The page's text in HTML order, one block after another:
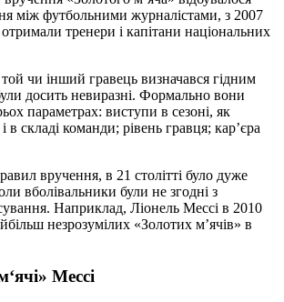
між футбольними журналістами, з 2007
тренери і капітани національних
чи інший гравець визначався гідним
досить невиразні. Формально вони
параметрах: виступи в сезоні, як
в складі команди; рівень гравця; кар’єра
вручення, в 21 столітті було дуже
вболівальники були не згодні з
Наприклад, Ліонель Мессі в 2010
незрозумілих «Золотих м’ячів» в
Мессі